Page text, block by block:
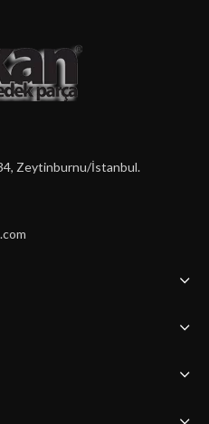
Zeytinburnu/İstanbul.